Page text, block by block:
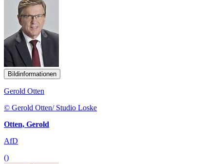
Bildinformationen
Gerold Otten
© Gerold Otten/ Studio Loske
Otten, Gerold
AfD
()